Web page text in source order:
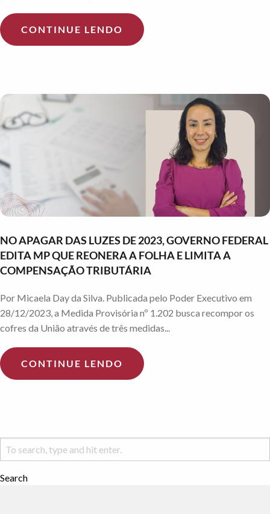
CONTINUE LENDO
NO APAGAR DAS LUZES DE 2023, GOVERNO FEDERAL
EDITA MP QUE REONERA A FOLHA E LIMITA A
COMPENSAÇÃO TRIBUTÁRIA
Por Micaela Day da Silva. Publicada pelo Poder Executivo em
28/12/2023, a Medida Provisória nº 1.202 busca recompor os
cofres da União através de três medidas...
CONTINUE LENDO
Search